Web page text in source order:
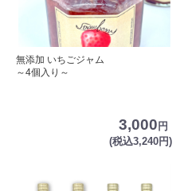
無添加 いちごジャム
～4個入り～
3,000円
(税込3,240円)